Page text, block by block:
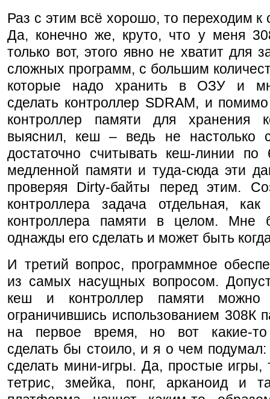
Раз с этим всё хорошо, то переходим
Да, конечно же, круто, что у меня
только вот, этого явно не хватит для
сложных программ, с большим
которые надо хранить в ОЗУ и
сделать контроллер SDRAM, и
контроллер памяти для хранения
выяснил, кеш – ведь не настолько
достаточно считывать кеш-линии
медленной памяти и туда-сюда эти
проверяя Dirty-байты перед этим.
контроллера задача отдельная,
контроллера памяти в целом. Мне
однажды его сделать и может быть
И третий вопрос, программное
из самых насущных вопросом.
кеш и контроллер памяти можно
ограничившись использованием 308К
на первое время, но вот какие-
сделать бы стоило, и я о чем
сделать мини-игры. Да, простые игры,
тетрис, змейка, понг, арканоид и